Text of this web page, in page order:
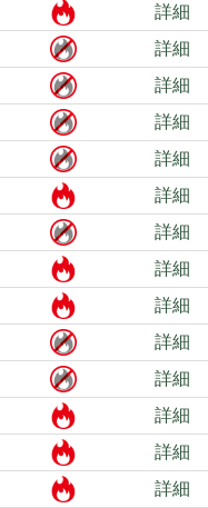
詳細
詳細
詳細
詳細
詳細
詳細
詳細
詳細
詳細
詳細
詳細
詳細
詳細
詳細